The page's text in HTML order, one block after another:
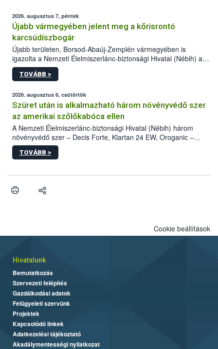
2026. augusztus 7, péntek
Újabb vármegyében jelent meg a kőrisrontó
karcsúdíszbogár
Újabb területen, Borsod-Abaúj-Zemplén vármegyében is
igazolta a Nemzeti Élelmiszerlánc-biztonsági Hivatal (Nébih) a
kőrisrontó karcsúdíszbogár (Agrilus planipennis) jelenlétét. A
kártevőt nem csak színcsapdában találták meg, de már fertőzött
az intenzív felderítést, emellett az intézkedéseket a szlovák
hatósággal is összehangolják a terjedés megállítása érdekében.
TOVÁBB >
2026. augusztus 6, csütörtök
Szüret után is alkalmazható három növényvédő szer
az amerikai szőlőkabóca ellen
A Nemzeti Élelmiszerlánc-biztonsági Hivatal (Nébih) három
növényvédő szer – Decis Forte, Klartan 24 EW, Oroganic –
engedélyokiratát módosította, így azok a szüretet követően,
egészen a vesszőérettség (BBCH 91) stádiumáig
érésű szőlőkben is legyen lehetőség a károsító elleni további
felhasználók számára is elérhető és ökológiai termesztésben is
TOVÁBB >
Cookie beállítások
Hivatalunk
Bemutatkozás
Szervezeti felépítés
Gazdálkodási adatok
Felügyeleti szervünk
Projektek
Kapcsolódó linkek
Adatkezelési tájékoztató
Akadálymentességi nyilatkozat